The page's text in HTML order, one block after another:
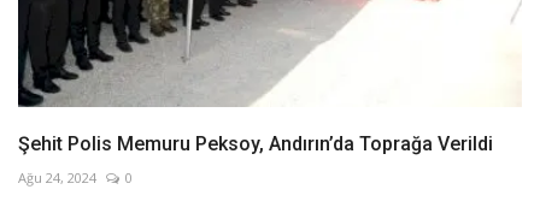
Şehit Polis Memuru Peksoy, Andırın’da Toprağa Verildi
Ağu 24, 2024 0